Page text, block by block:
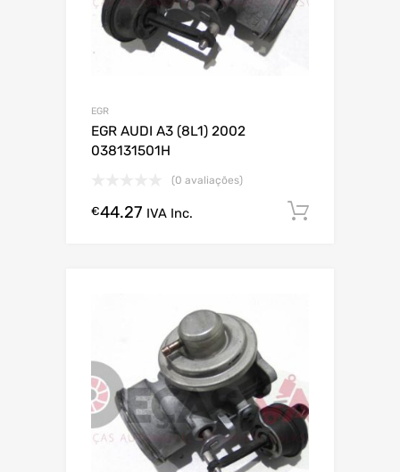
EGR
EGR AUDI A3 (8L1) 2002
038131501H
(0 avaliações)
€44.27 IVA Inc.